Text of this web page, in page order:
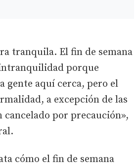
tranquila. El fin de semana
porque
gente aquí cerca, pero el
a excepción de las
cancelado por precaución»,
cómo el fin de semana